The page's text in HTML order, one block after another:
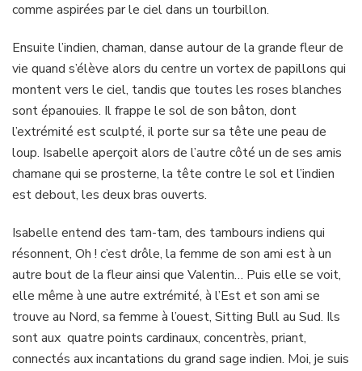
comme aspirées par le ciel dans un tourbillon.
Ensuite l’indien, chaman, danse autour de la grande fleur de
vie quand s’élève alors du centre un vortex de papillons qui
montent vers le ciel, tandis que toutes les roses blanches
sont épanouies. Il frappe le sol de son bâton, dont
l’extrémité est sculpté, il porte sur sa tête une peau de
loup. Isabelle aperçoit alors de l’autre côté un de ses amis
chamane qui se prosterne, la tête contre le sol et l’indien
est debout, les deux bras ouverts.
Isabelle entend des tam-tam, des tambours indiens qui
résonnent, Oh ! c’est drôle, la femme de son ami est à un
autre bout de la fleur ainsi que Valentin… Puis elle se voit,
elle même à une autre extrémité, à l’Est et son ami se
trouve au Nord, sa femme à l’ouest, Sitting Bull au Sud. Ils
sont aux quatre points cardinaux, concentrès, priant,
connectés aux incantations du grand sage indien. Moi, je suis